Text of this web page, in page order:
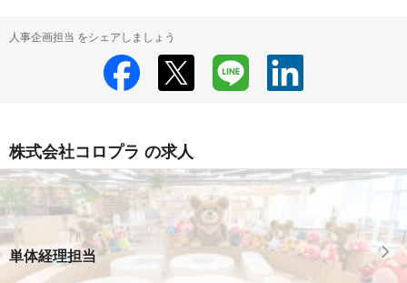
人事企画担当 をシェアしましょう
株式会社コロプラ の求人
単体経理担当